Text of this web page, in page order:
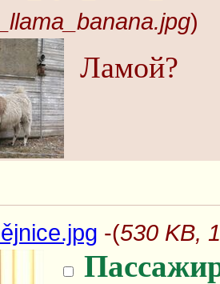
)
Ламой?
-(530 KB,